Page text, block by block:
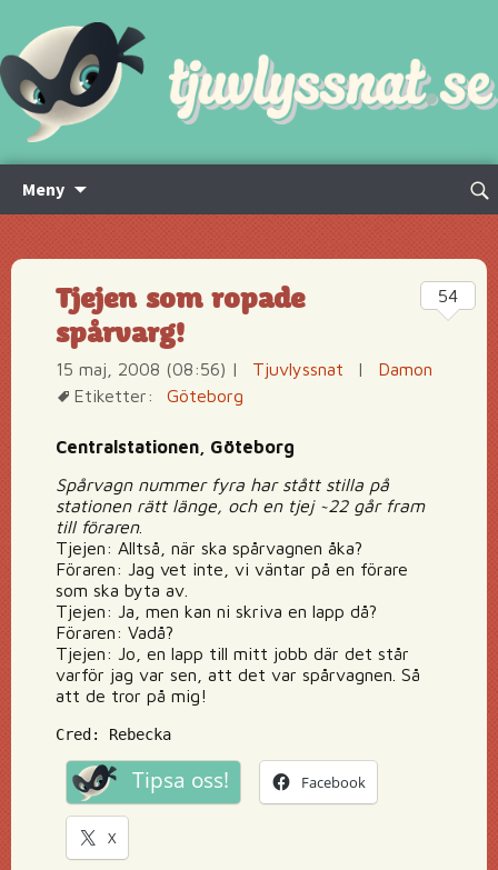
Meny
innehåll
Sök
Tjejen som ropade
spårvarg!
15 maj, 2008 (08:56) | Tjuvlyssnat |
Damon
Etiketter:
Göteborg
Centralstationen, Göteborg
Spårvagn nummer fyra har stått stilla på
stationen rätt länge, och en tjej ~22 går fram
till föraren.
Tjejen: Alltså, när ska spårvagnen åka?
Föraren: Jag vet inte, vi väntar på en förare
som ska byta av.
Tjejen: Ja, men kan ni skriva en lapp då?
Föraren: Vadå?
Tjejen: Jo, en lapp till mitt jobb där det står
varför jag var sen, att det var spårvagnen. Så
att de tror på mig!
Cred: Rebecka
Tipsa oss! Facebook
X
54